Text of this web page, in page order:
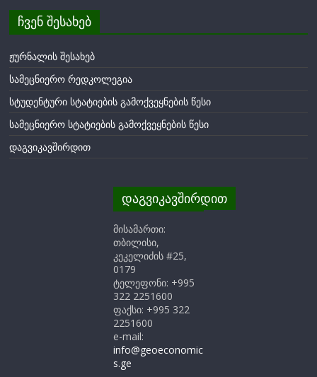
ჩვენ შესახებ
ჟურნალის შესახებ
სამეცნიერო რედკოლეგია
სტუდენტური სტატიების გამოქვეყნების წესი
სამეცნიერო სტატიების გამოქვეყნების წესი
დაგვიკავშირდით
დაგვიკავშირდით
მისამართი:
თბილისი,
კეკელიძის #25,
0179
ტელეფონი: +995
322 2251600
ფაქსი: +995 322
2251600
e-mail:
info@geoeconomic
s.ge